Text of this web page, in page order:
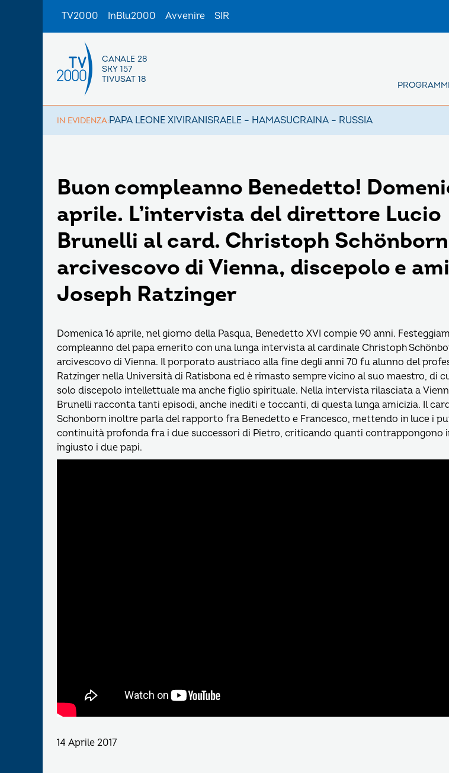
TV2000 InBlu2000 Avvenire SIR
CANALE 28
SKY 157
TIVUSAT 18
PROGRAMMI
IN EVIDENZA:PAPA LEONE XIVIRANISRAELE – HAMASUCRAINA – RUSSIA
Buon compleanno Benedetto!
aprile. L’intervista del direttore Lucio
Brunelli al card. Christoph
arcivescovo di Vienna, discepolo e
Joseph Ratzinger
Domenica 16 aprile, nel giorno della Pasqua, Benedetto XVI compie 90 anni.
compleanno del papa emerito con una lunga intervista al cardinale Christoph
arcivescovo di Vienna. Il porporato austriaco alla fine degli anni 70 fu alunno del
Ratzinger nella Università di Ratisbona ed è rimasto sempre vicino al suo maestro, di
solo discepolo intellettuale ma anche figlio spirituale. Nella intervista rilasciata a
Brunelli racconta tanti episodi, anche inediti e toccanti, di questa lunga amicizia. Il
Schonborn inoltre parla del rapporto fra Benedetto e Francesco, mettendo in luce i
continuità profonda fra i due successori di Pietro, criticando quanti contrappongono
ingiusto i due papi.
14 Aprile 2017